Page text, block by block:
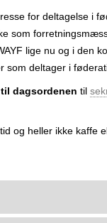
for deltagelse i
som
lige nu og i den
deltager i
dagsordenen til
og heller ikke kaffe